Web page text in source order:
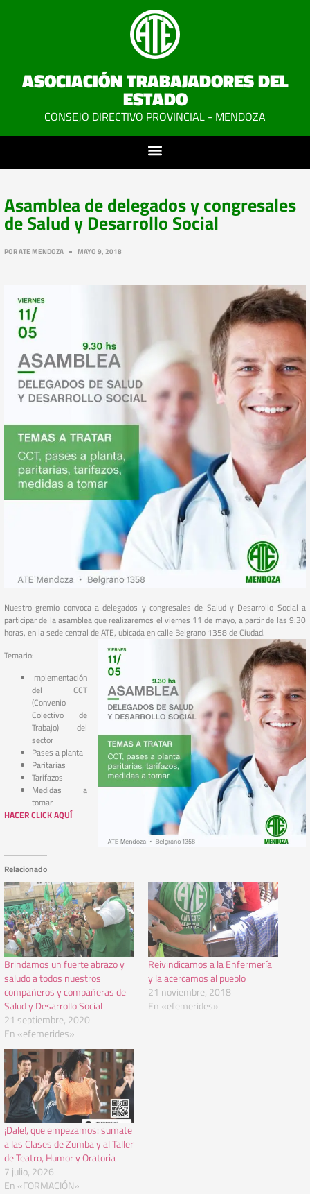
ASOCIACIÓN TRABAJADORES DEL
ESTADO
CONSEJO DIRECTIVO PROVINCIAL - MENDOZA
Asamblea de delegados y congresales
de Salud y Desarrollo Social
PORATE MENDOZA MAYO 9, 2018
Nuestro gremio convoca a delegados y congresales de Salud y Desarrollo Social a
participar de la asamblea que realizaremos el viernes 11 de mayo, a partir de las 9:30
horas, en la sede central de ATE, ubicada en calle Belgrano 1358 de Ciudad.
Temario:
Implementación
del CCT
(Convenio
Colectivo de
Trabajo) del
sector
Pases a planta
Paritarias
Tarifazos
Medidas a
tomar
HACER CLICK AQUÍ
Relacionado
Brindamos un fuerte abrazo y
saludo a todos nuestros
compañeros y compañeras de
Salud y Desarrollo Social
21 septiembre, 2020
En «efemerides»
Reivindicamos a la Enfermería
y la acercamos al pueblo
21 noviembre, 2018
En «efemerides»
¡Dale!, que empezamos: sumate
a las Clases de Zumba y al Taller
de Teatro, Humor y Oratoria
7 julio, 2026
En «FORMACIÓN»